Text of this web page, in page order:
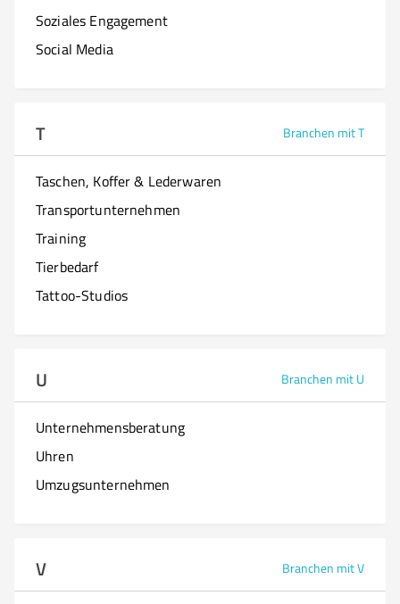
Soziales Engagement
Social Media
T Branchen mit T
Taschen, Koffer & Lederwaren
Transportunternehmen
Training
Tierbedarf
Tattoo-Studios
U Branchen mit U
Unternehmensberatung
Uhren
Umzugsunternehmen
V Branchen mit V